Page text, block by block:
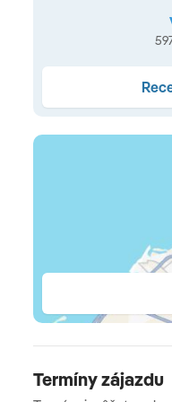
eko-svätyňou,
prírodou • pre rodiny
ovládateľná
kúpeľňa • sušič
(47 m²
priestranným
záhrad • max. 2
výhľadom do
na prízemí s priamym
cez súkromnú terasu •
obývacou časťou,
Termíny zájazdu